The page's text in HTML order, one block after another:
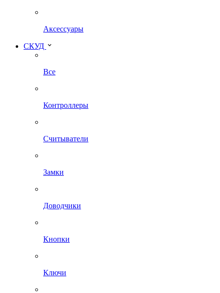
Аксессуары
СКУД
Все
Контроллеры
Считыватели
Замки
Доводчики
Кнопки
Ключи